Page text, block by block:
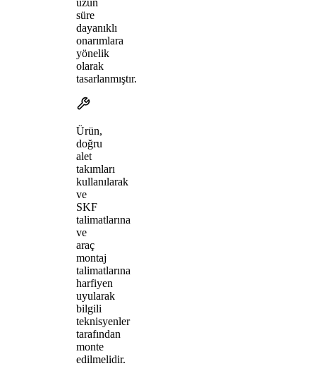
süre
dayanıklı
onarımlara
yönelik
olarak
tasarlanmıştır.
Ürün,
doğru
alet
takımları
kullanılarak
ve
SKF
talimatlarına
ve
araç
montaj
talimatlarına
harfiyen
uyularak
bilgili
teknisyenler
tarafından
monte
edilmelidir.